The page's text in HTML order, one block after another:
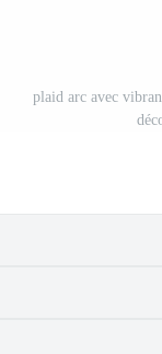
plaid arc avec